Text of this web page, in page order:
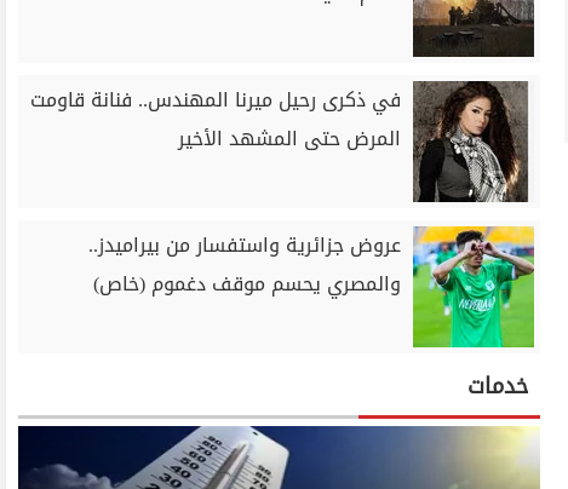
في ذكرى رحيل ميرنا المهندس.. فنانة قاومت
المرض حتى المشهد الأخير
عروض جزائرية واستفسار من بيراميدز..
والمصري يحسم موقف دغموم (خاص)
خدمات